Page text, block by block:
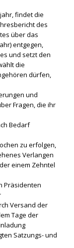
findet die
des
über das
entgegen,
und setzt den
die
dürfen,
und
Fragen, die ihr
Bedarf
zu erfolgen,
Verlangen
einem Zehntel
Präsidenten
Versand der
Tage der
Satzungs- und